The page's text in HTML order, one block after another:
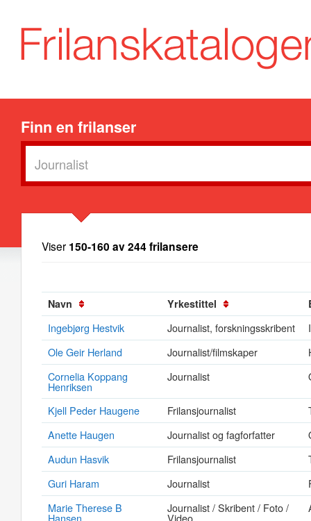
Finn en frilanser
Viser 150-160 av 244 frilansere
Navn Yrkestittel
Ingebjørg Hestvik Journalist, forskningsskribent
Ole Geir Herland
Journalist/filmskaper
Cornelia Koppang
Henriksen
Journalist
Kjell Peder Haugene Frilansjournalist
Anette Haugen
Journalist og fagforfatter
Audun Hasvik
Frilansjournalist
Guri Haram
Journalist
Marie Therese B
Hansen
Journalist / Skribent / Foto /
Video